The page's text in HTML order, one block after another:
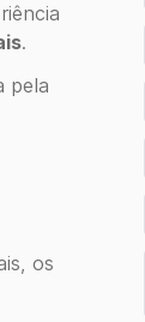
.
pela
os